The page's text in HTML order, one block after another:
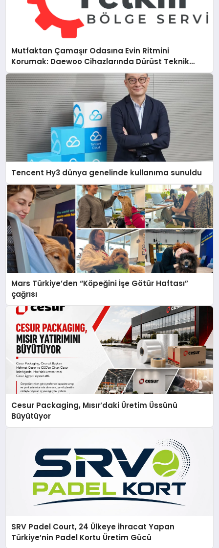
Mutfaktan Çamaşır Odasına Evin Ritmini
Korumak: Daewoo Cihazlarında Dürüst Teknik
Destek Deneyimi
Tencent Hy3 dünya genelinde kullanıma sunuldu
Mars Türkiye’den “Köpeğini İşe Götür Haftası”
çağrısı
Cesur Packaging, Mısır’daki Üretim Üssünü
Büyütüyor
SRV Padel Court, 24 Ülkeye İhracat Yapan
Türkiye’nin Padel Kortu Üretim Gücü